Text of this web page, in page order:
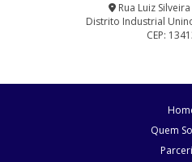
Agitador Magnético com
Agitador Magnético Digital com
Rua Luiz
Distrito Industrial
CEP:
Quem